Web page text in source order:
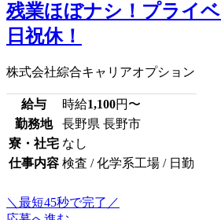
残業ほぼナシ！プライ
日祝休！
株式会社綜合キャリアオプション
給与 時給1,100円〜
勤務地
長野県 長野市
寮・社宅 なし
仕事内容 検査 / 化学系工場 / 日勤
＼最短45秒で完了／